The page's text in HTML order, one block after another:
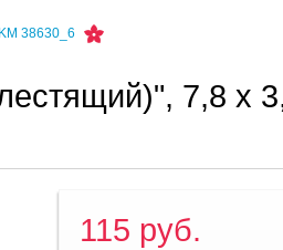
38630_6
7,8 х
115 руб.